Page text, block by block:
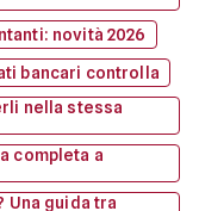
novità 2026
bancari controlla
nella stessa
completa a
Una guida tra